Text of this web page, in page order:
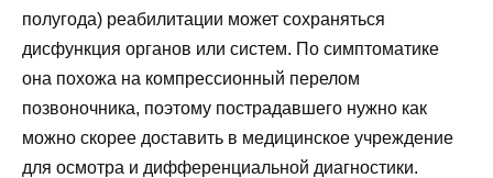
полугода) реабилитации может сохраняться
дисфункция органов или систем. По симптоматике
она похожа на компрессионный перелом
позвоночника, поэтому пострадавшего нужно как
можно скорее доставить в медицинское учреждение
для осмотра и дифференциальной диагностики.